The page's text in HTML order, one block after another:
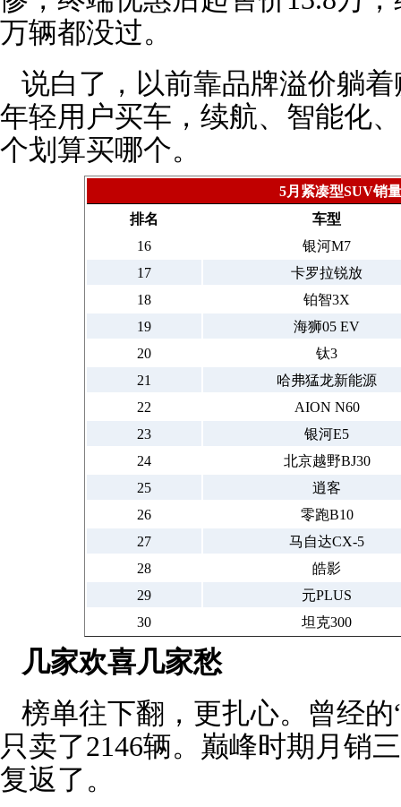
万辆都没过。
说白了，以前靠品牌溢价躺
年轻用户买车，续航、智能化
个划算买哪个。
5月紧凑型SUV销
排名
车型
16
银河M7
17
卡罗拉锐放
18
铂智3X
19
海狮05 EV
20
钛3
21
哈弗猛龙新能源
22
AION N60
23
银河E5
24
北京越野BJ30
25
逍客
26
零跑B10
27
马自达CX-5
28
皓影
29
元PLUS
30
坦克300
几家欢喜几家愁
榜单往下翻，更扎心。曾经的
只卖了2146辆。巅峰时期月销
复返了。